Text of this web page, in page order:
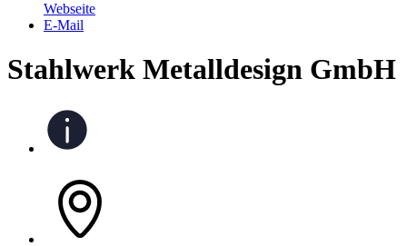
Webseite
E-Mail
Stahlwerk Metalldesign GmbH